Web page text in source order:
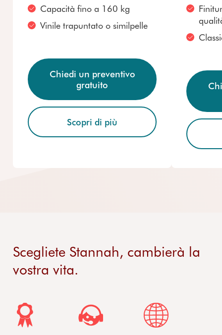
Capacità fino a 160 kg
Vinile trapuntato o similpelle
Chiedi un preventivo
gratuito
Scopri di più
Scegliete Stannah, cambierà la
vostra vita.